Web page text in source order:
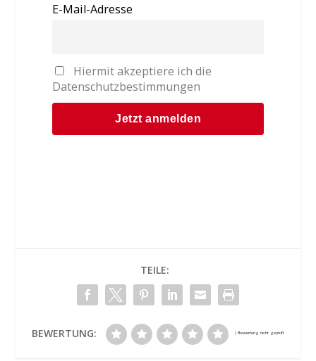
E-Mail-Adresse
Hiermit akzeptiere ich die
Datenschutzbestimmungen
TEILE:
BEWERTUNG: